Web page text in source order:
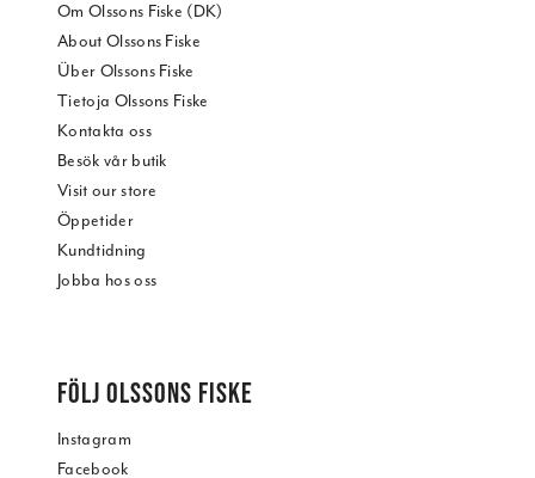
Om Olssons Fiske (DK)
About Olssons Fiske
Über Olssons Fiske
Tietoja Olssons Fiske
Kontakta oss
Besök vår butik
Visit our store
Öppetider
Kundtidning
Jobba hos oss
FÖLJ OLSSONS FISKE
Instagram
Facebook